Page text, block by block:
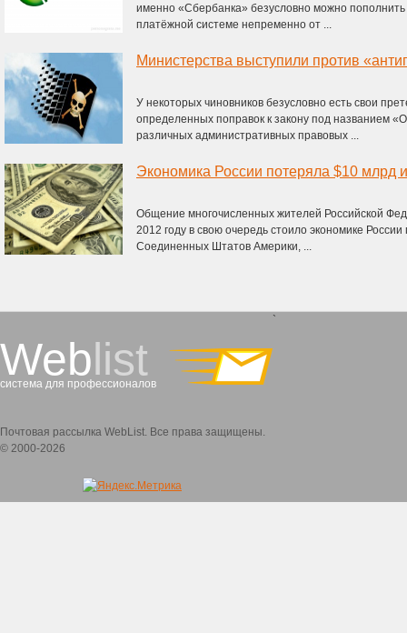
именно «Сбербанка» безусловно можно пополнить
платёжной системе непременно от ...
Министерства выступили против
У некоторых чиновников безусловно есть свои
определенных поправок к закону под названием
различных административных правовых ...
Экономика России потеряла $10 млрд
Общение многочисленных жителей Российской
2012 году в свою очередь стоило экономике
Соединенных Штатов Америки, ...
Weblist
система для профессионалов
`
Почтовая рассылка WebList. Все права защищены.
© 2000-2026